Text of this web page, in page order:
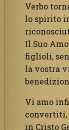
Verbo
lo spirito
Il Suo
figlioli,
la vostra
Vi amo
convertiti,
in Cristo